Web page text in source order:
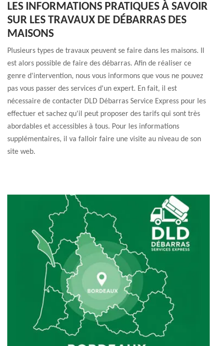
LES INFORMATIONS PRATIQUES À SAVOIR
SUR LES TRAVAUX DE DÉBARRAS DES
MAISONS
Plusieurs types de travaux peuvent se faire dans les maisons. Il
est alors possible de faire des débarras. Afin de réaliser ce
genre d'intervention, nous vous informons que vous ne pouvez
pas vous passer des services d'un expert. En fait, il est
nécessaire de contacter DLD Débarras Service Express pour les
effectuer et sachez qu'il peut proposer des tarifs qui sont très
abordables et accessibles à tous. Pour les informations
supplémentaires, il va falloir faire une visite au niveau de son
site web.